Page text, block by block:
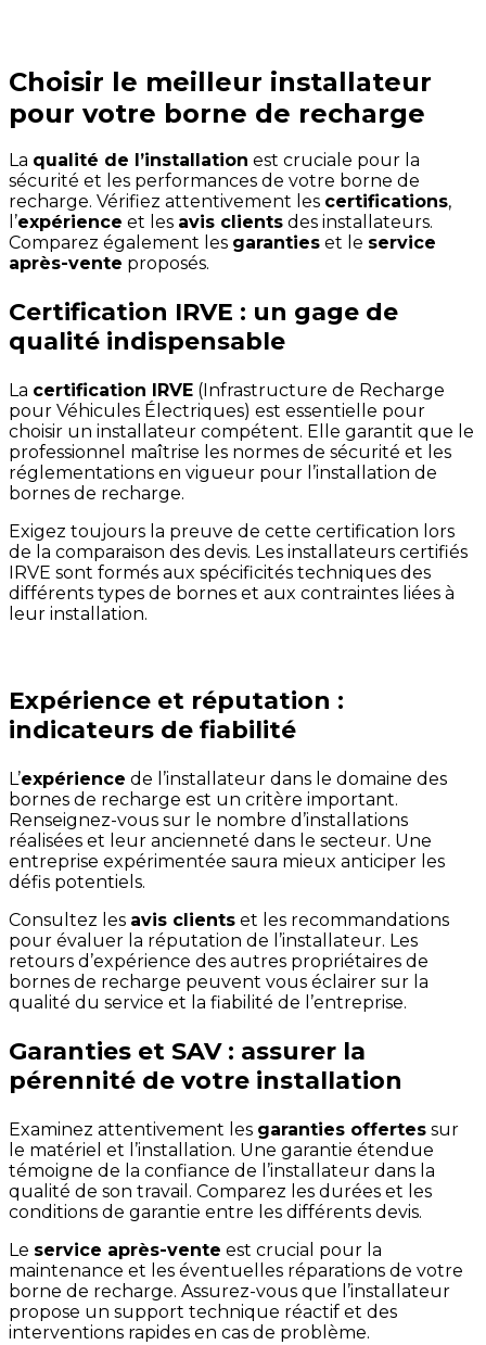
Choisir le meilleur installateur
pour votre borne de recharge
La qualité de l’installation est cruciale pour la
sécurité et les performances de votre borne de
recharge. Vérifiez attentivement les certifications,
l’expérience et les avis clients des installateurs.
Comparez également les garanties et le service
après-vente proposés.
Certification IRVE : un gage de
qualité indispensable
La certification IRVE (Infrastructure de Recharge
pour Véhicules Électriques) est essentielle pour
choisir un installateur compétent. Elle garantit que le
professionnel maîtrise les normes de sécurité et les
réglementations en vigueur pour l’installation de
bornes de recharge.
Exigez toujours la preuve de cette certification lors
de la comparaison des devis. Les installateurs certifiés
IRVE sont formés aux spécificités techniques des
différents types de bornes et aux contraintes liées à
leur installation.
Expérience et réputation :
indicateurs de fiabilité
L’expérience de l’installateur dans le domaine des
bornes de recharge est un critère important.
Renseignez-vous sur le nombre d’installations
réalisées et leur ancienneté dans le secteur. Une
entreprise expérimentée saura mieux anticiper les
défis potentiels.
Consultez les avis clients et les recommandations
pour évaluer la réputation de l’installateur. Les
retours d’expérience des autres propriétaires de
bornes de recharge peuvent vous éclairer sur la
qualité du service et la fiabilité de l’entreprise.
Garanties et SAV : assurer la
pérennité de votre installation
Examinez attentivement les garanties offertes sur
le matériel et l’installation. Une garantie étendue
témoigne de la confiance de l’installateur dans la
qualité de son travail. Comparez les durées et les
conditions de garantie entre les différents devis.
Le service après-vente est crucial pour la
maintenance et les éventuelles réparations de votre
borne de recharge. Assurez-vous que l’installateur
propose un support technique réactif et des
interventions rapides en cas de problème.